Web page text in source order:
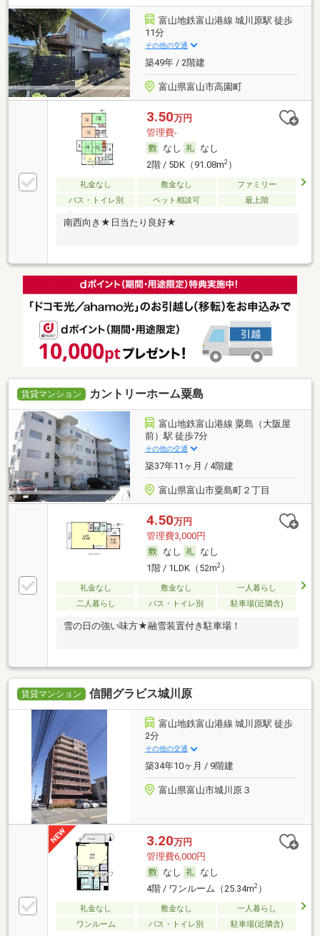
富山地鉄富山港線 城川原駅 徒歩
11分
その他の交通
築49年 / 2階建
富山県富山市高園町
3.50万円
管理費-
なし
なし
2階 / 5DK（91.08m2）
礼金なし 敷金なし
ファミリー
バス・トイレ別
ペット相談可 最上階
南西向き★日当たり良好★
賃貸マンション カントリーホーム粟島
富山地鉄富山港線 粟島（大阪屋
前）駅 徒歩7分
その他の交通
築37年11ヶ月 / 4階建
富山県富山市粟島町２丁目
4.50万円
管理費3,000円
なし
なし
1階 / 1LDK（52m2）
礼金なし 敷金なし
一人暮らし
二人暮らし
バス・トイレ別 駐車場(近隣含)
雪の日の強い味方★融雪装置付き駐車場！
賃貸マンション 信開グラビス城川原
富山地鉄富山港線 城川原駅 徒歩
2分
その他の交通
築34年10ヶ月 / 9階建
富山県富山市城川原３
3.20万円
管理費6,000円
なし
なし
4階 / ワンルーム（25.34m2）
礼金なし 敷金なし
一人暮らし
ワンルーム
バス・トイレ別 駐車場(近隣含)